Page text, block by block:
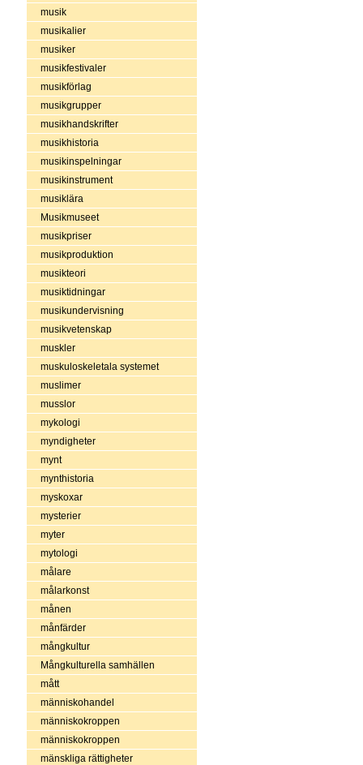
musik
musikalier
musiker
musikfestivaler
musikförlag
musikgrupper
musikhandskrifter
musikhistoria
musikinspelningar
musikinstrument
musiklära
Musikmuseet
musikpriser
musikproduktion
musikteori
musiktidningar
musikundervisning
musikvetenskap
muskler
muskuloskeletala systemet
muslimer
musslor
mykologi
myndigheter
mynt
mynthistoria
myskoxar
mysterier
myter
mytologi
målare
målarkonst
månen
månfärder
mångkultur
Mångkulturella samhällen
mått
människohandel
människokroppen
människokroppen
mänskliga rättigheter